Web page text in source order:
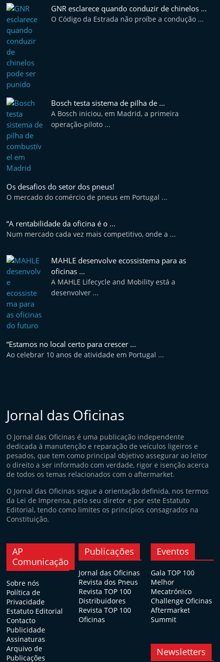
t
e
e
t
A
m
ó
e
e
P
o
g
GNR esclarece quando conduzir de chinelos ...
O Código da Estrada não proíbe a condução ...
Bosch testa sistema de pilha de ...
A Bosch iniciou, em Madrid, a primeira
operação-piloto ...
Os desafios do setor dos pneus!
O mercado do comércio de pneus em Portugal ...
“A rentabilidade da oficina é o ...
Num mercado cada vez mais competitivo, onde a ...
MAHLE desenvolve ecossistema para as
oficinas ...
A MAHLE Lifecycle and Mobility está a
desenvolver ...
“Estamos no local certo para crescer ...
Ao celebrar 10 anos de atividade em Portugal ...
Jornal das Oficinas
O Jornal das Oficinas é uma publicação independente
dedicada à manutenção e reparação de veículos ligeiros e
pesados, que tem como principal objetivo assegurar ao leitor
o direito a ser informado com verdade, rigor e isenção acerca
de todos os temas relacionados com o aftermarket.
O Jornal das Oficinas segue a orientação definida, nos termos
da Lei de Imprensa, pelo seu diretor e por este Estatuto
Editorial, tendo como limites os princípios consagrados na
Constituição.
AP
Comunicação
Sobre nós
Política de
Privacidade
Estatuto Editorial
Contacto
Publicidade
Assinaturas
Arquivo de
Publicações
Publicações
Jornal das Oficinas
Revista dos Pneus
Revista TOP 100
Distribuidores
Revista TOP 100
Oficinas
Eventos
Gala TOP 100
Melhor
Mecatrónico
Challenge Oficinas
Aftermarket
Summit
Newsletters